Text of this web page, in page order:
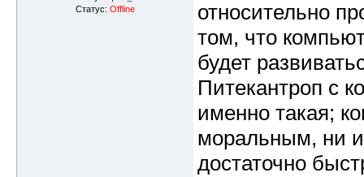
Статус: Offline
относительно
том, что
будет
Питекантроп с
именно такая;
моральным, ни
достаточно